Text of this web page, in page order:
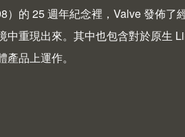
）的 25 週年紀念裡，Valve 發佈了
中重現出來。其中也包含對於原生
品上運作。